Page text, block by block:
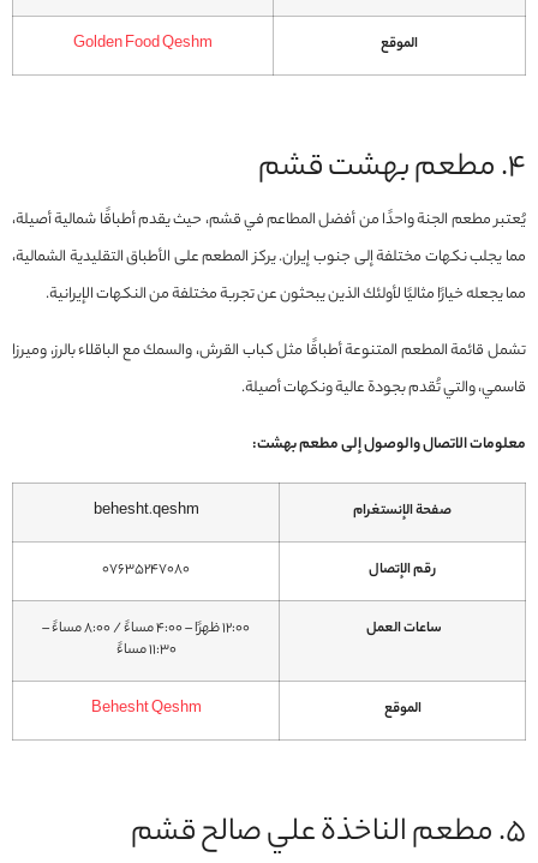
الموقع Golden Food Qeshm
4. مطعم بهشت قشم
يُعتبر مطعم الجنة واحدًا من أفضل المطاعم في قشم، حيث يقدم أطباقًا شمالية أصيلة،
مما يجلب نكهات مختلفة إلى جنوب إيران. يركز المطعم على الأطباق التقليدية الشمالية،
مما يجعله خيارًا مثاليًا لأولئك الذين يبحثون عن تجربة مختلفة من النكهات الإيرانية.
تشمل قائمة المطعم المتنوعة أطباقًا مثل كباب القرش، والسمك مع الباقلاء بالرز، وميرزا
قاسمي، والتي تُقدم بجودة عالية ونكهات أصيلة.
معلومات الاتصال والوصول إلى مطعم بهشت:
صفحة الإنستغرام behesht.qeshm
رقم الإتصال 07635247080
ساعات العمل
12:00 ظهرًا – 4:00 مساءً / 8:00 مساءً –
11:30 مساءً
الموقع Behesht Qeshm
5. مطعم الناخذة علي صالح قشم